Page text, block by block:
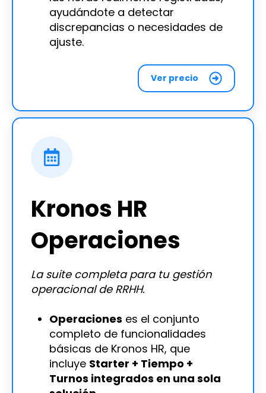
ayudándote a detectar
discrepancias o necesidades de
ajuste.
Ver precio
Kronos HR
Operaciones
La suite completa para tu gestión
operacional de RRHH.
Operaciones es el conjunto
completo de funcionalidades
básicas de Kronos HR, que
incluye Starter + Tiempo +
Turnos integrados en una sola